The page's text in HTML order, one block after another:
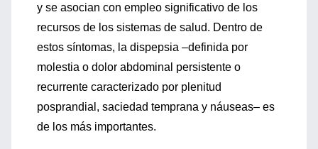
y se asocian con empleo significativo de los
recursos de los sistemas de salud. Dentro de
estos síntomas, la dispepsia –definida por
molestia o dolor abdominal persistente o
recurrente caracterizado por plenitud
posprandial, saciedad temprana y náuseas– es
de los más importantes.